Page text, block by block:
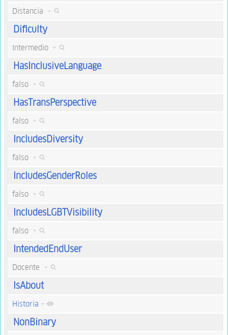
Distancia +
Dificulty
Intermedio +
HasInclusiveLanguage
falso +
HasTransPerspective
falso +
IncludesDiversity
falso +
IncludesGenderRoles
falso +
IncludesLGBTVisibility
falso +
IntendedEndUser
Docente +
IsAbout
Historia +
NonBinary